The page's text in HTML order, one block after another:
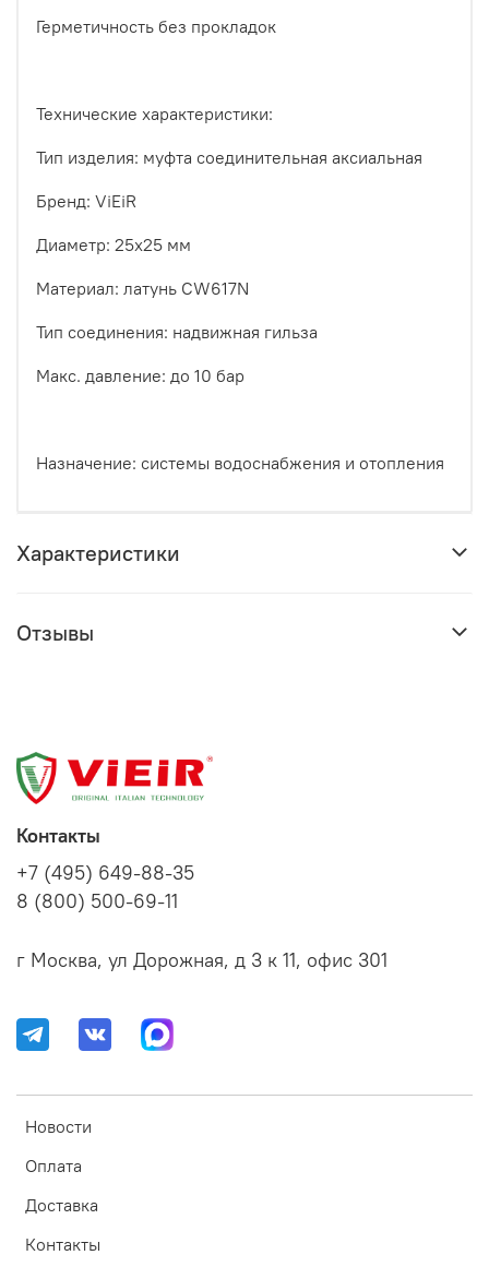
Герметичность без прокладок
Технические характеристики:
Тип изделия: муфта соединительная аксиальная
Бренд: ViEiR
Диаметр: 25х25 мм
Материал: латунь CW617N
Тип соединения: надвижная гильза
Макс. давление: до 10 бар
Назначение: системы водоснабжения и отопления
Характеристики
Отзывы
Новости
Оплата
Доставка
Контакты
Контакты
+7 (495) 649-88-35
8 (800) 500-69-11
г Москва, ул Дорожная, д 3 к 11, офис 301